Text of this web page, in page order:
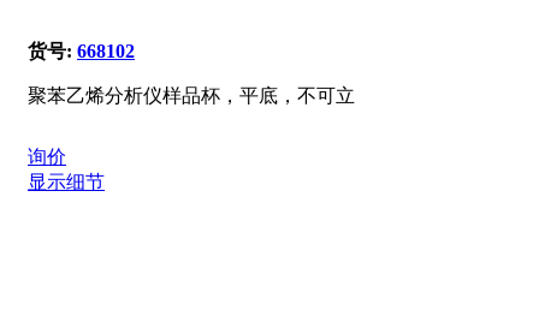
货号: 668102
聚苯乙烯分析仪样品杯，平底，不可立
询价
显示细节